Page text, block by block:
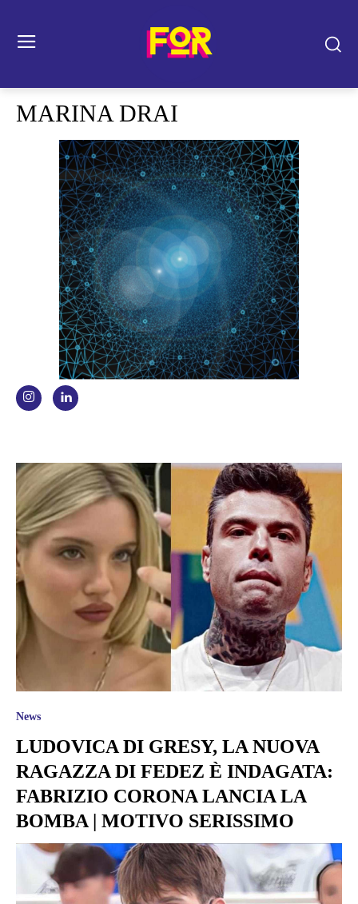
MARINA DRAI
News
LUDOVICA DI GRESY, LA NUOVA
RAGAZZA DI FEDEZ È INDAGATA:
FABRIZIO CORONA LANCIA LA
BOMBA | MOTIVO SERISSIMO